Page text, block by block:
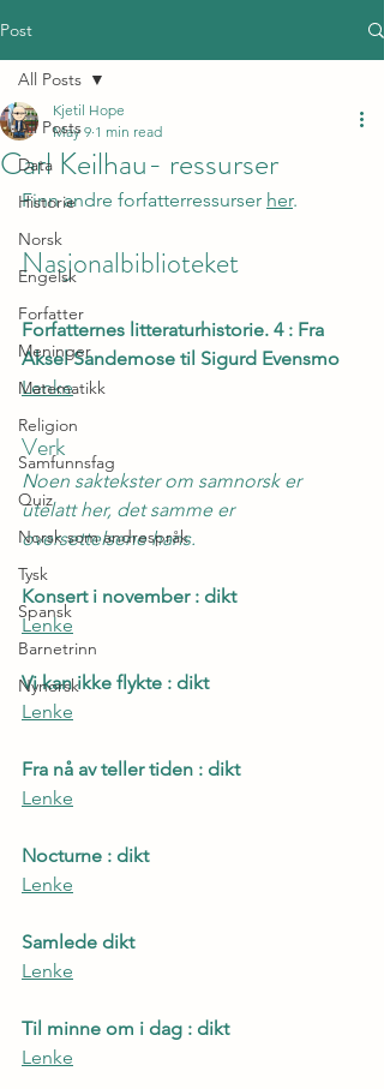
Post
All Posts
Data
Historie
Norsk
Engelsk
Forfatter
Meninger
Matematikk
Religion
Samfunnsfag
Quiz
Norsk som andrespråk
Tysk
Spansk
Barnetrinn
Nynorsk
All Posts
Carl Keilhau- ressurser
Kjetil Hope
May 9 1 min read
Finn andre forfatterressurser her.
Nasjonalbiblioteket
Forfatternes litteraturhistorie. 4 : Fra
Aksel Sandemose til Sigurd Evensmo
Lenke
Verk
Noen saktekster om samnorsk er
utelatt her, det samme er
oversettelsene hans.
Konsert i november : dikt
Lenke
Vi kan ikke flykte : dikt
Lenke
Fra nå av teller tiden : dikt
Lenke
Nocturne : dikt
Lenke
Samlede dikt
Lenke
Til minne om i dag : dikt
Lenke